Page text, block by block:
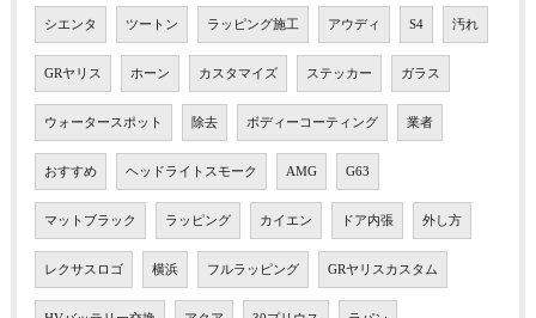
シエンタ ツートン ラッピング施工 アウディ S4 汚れ
GRヤリス ホーン カスタマイズ ステッカー ガラス
ウォータースポット 除去 ボディーコーティング 業者
おすすめ ヘッドライトスモーク AMG G63
マットブラック ラッピング カイエン ドア内張 外し方
レクサスロゴ 横浜 フルラッピング GRヤリスカスタム